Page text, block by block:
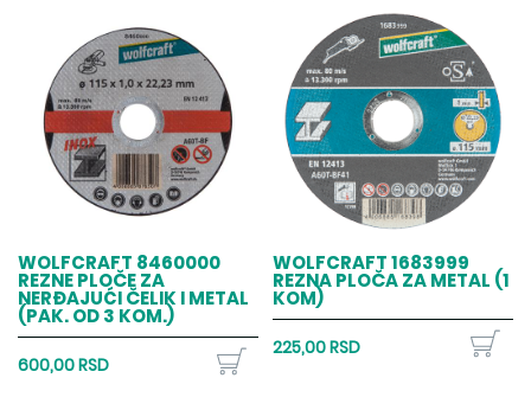
WOLFCRAFT 8460000
REZNE PLOČE ZA
NERĐAJUĆI ČELIK I METAL
(PAK. OD 3 KOM.)
600,00 RSD
WOLFCRAFT 1683999
REZNA PLOČA ZA METAL (1
KOM)
225,00 RSD